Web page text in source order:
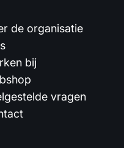
de organisatie
bij
vragen